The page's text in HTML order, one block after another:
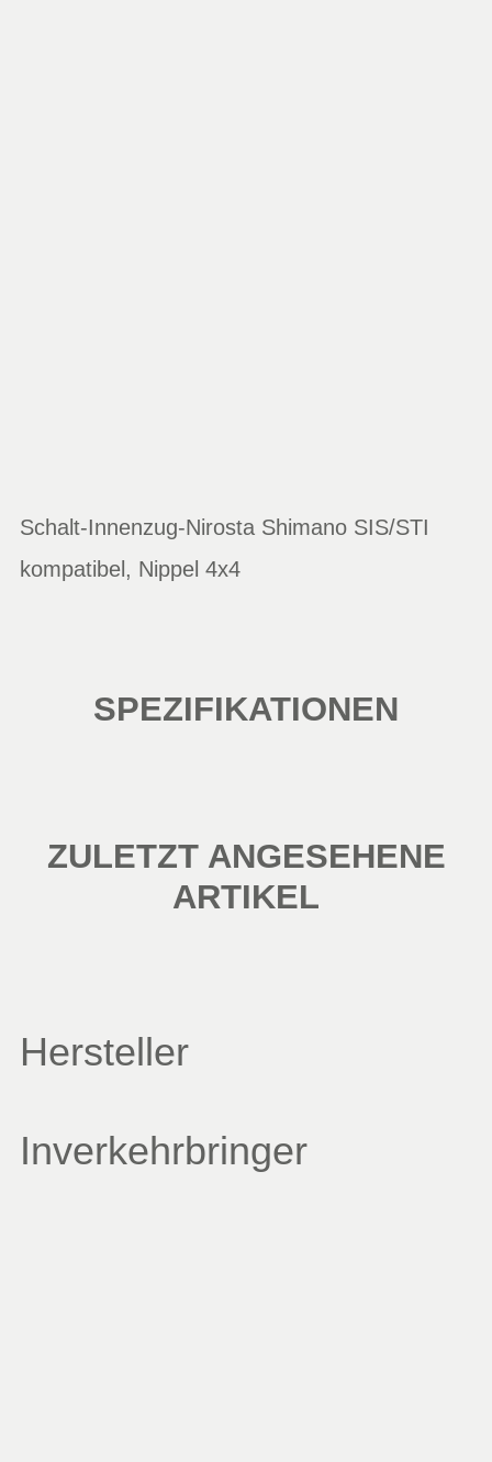
Schalt-Innenzug-Nirosta Shimano SIS/STI
kompatibel, Nippel 4x4
SPEZIFIKATIONEN
ZULETZT ANGESEHENE
ARTIKEL
Hersteller
Inverkehrbringer